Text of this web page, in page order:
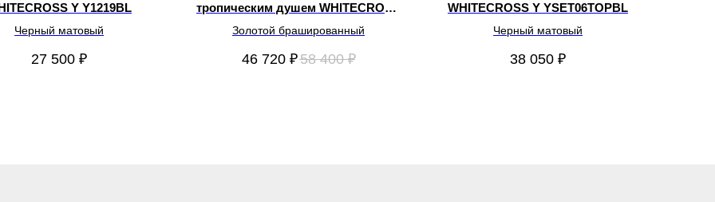
Y Y1219BL
Черный матовый
27 500 ₽
тропическим душем WHITECROSS
Y YSET04TOPGLB
Золотой брашированный
46 720 ₽58 400 ₽
WHITECROSS Y YSET06TOPBL
Черный матовый
38 050 ₽